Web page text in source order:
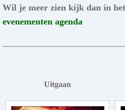
Wil je meer zien kijk dan in
evenementen agenda
Uitgaan